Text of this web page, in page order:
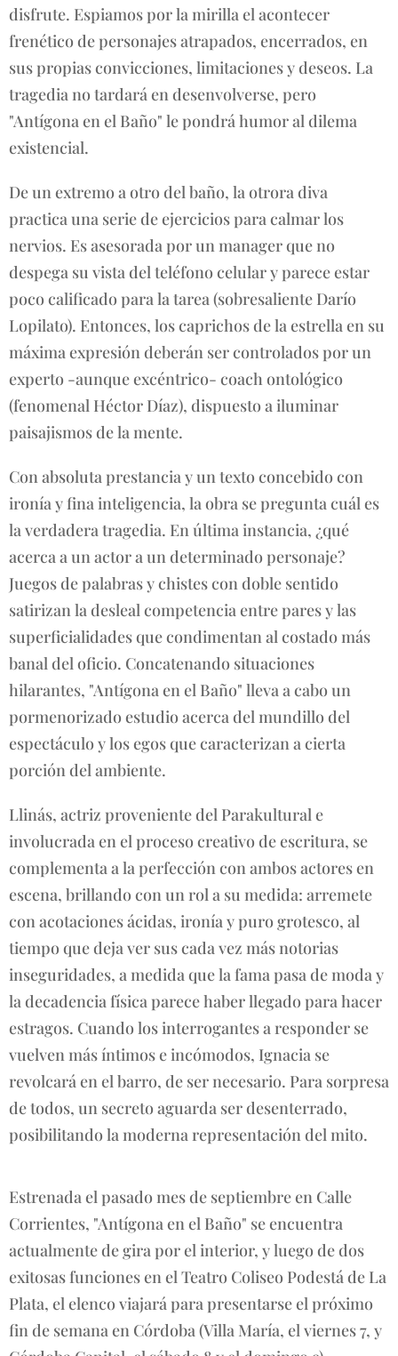
disfrute. Espiamos por la mirilla el acontecer
frenético de personajes atrapados, encerrados, en
sus propias convicciones, limitaciones y deseos. La
tragedia no tardará en desenvolverse, pero
"Antígona en el Baño" le pondrá humor al dilema
existencial.
De un extremo a otro del baño, la otrora diva
practica una serie de ejercicios para calmar los
nervios. Es asesorada por un manager que no
despega su vista del teléfono celular y parece estar
poco calificado para la tarea (sobresaliente Darío
Lopilato). Entonces, los caprichos de la estrella en su
máxima expresión deberán ser controlados por un
experto -aunque excéntrico- coach ontológico
(fenomenal Héctor Díaz), dispuesto a iluminar
paisajismos de la mente.
Con absoluta prestancia y un texto concebido con
ironía y fina inteligencia, la obra se pregunta cuál es
la verdadera tragedia. En última instancia, ¿qué
acerca a un actor a un determinado personaje?
Juegos de palabras y chistes con doble sentido
satirizan la desleal competencia entre pares y las
superficialidades que condimentan al costado más
banal del oficio. Concatenando situaciones
hilarantes, "Antígona en el Baño" lleva a cabo un
pormenorizado estudio acerca del mundillo del
espectáculo y los egos que caracterizan a cierta
porción del ambiente.
Llinás, actriz proveniente del Parakultural e
involucrada en el proceso creativo de escritura, se
complementa a la perfección con ambos actores en
escena, brillando con un rol a su medida: arremete
con acotaciones ácidas, ironía y puro grotesco, al
tiempo que deja ver sus cada vez más notorias
inseguridades, a medida que la fama pasa de moda y
la decadencia física parece haber llegado para hacer
estragos. Cuando los interrogantes a responder se
vuelven más íntimos e incómodos, Ignacia se
revolcará en el barro, de ser necesario. Para sorpresa
de todos, un secreto aguarda ser desenterrado,
posibilitando la moderna representación del mito.
Estrenada el pasado mes de septiembre en Calle
Corrientes, "Antígona en el Baño" se encuentra
actualmente de gira por el interior, y luego de dos
exitosas funciones en el Teatro Coliseo Podestá de La
Plata, el elenco viajará para presentarse el próximo
fin de semana en Córdoba (Villa María, el viernes 7, y